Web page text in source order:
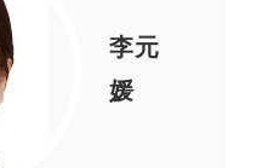
李元
媛